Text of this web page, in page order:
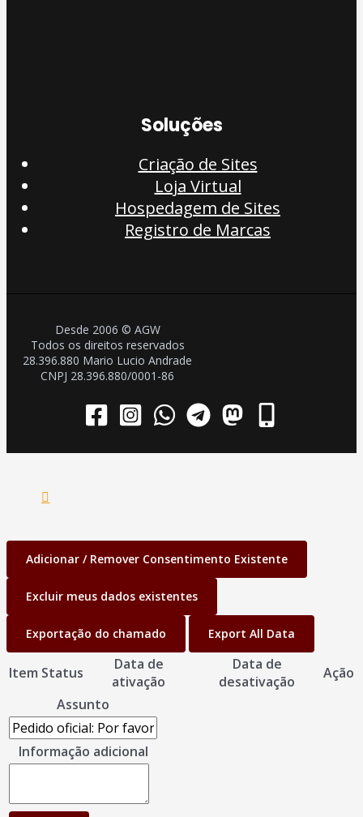
Soluções
Criação de Sites
Loja Virtual
Hospedagem de Sites
Registro de Marcas
Desde 2006 © AGW
Todos os direitos reservados
28.396.880 Mario Lucio Andrade
CNPJ 28.396.880/0001-86
Adicionar / Remover Consentimento Existente
Excluir meus dados existentes
Exportação do chamado Export All Data
Item Status
Data de
ativação
Data de
desativação
Ação
Assunto
Informação adicional